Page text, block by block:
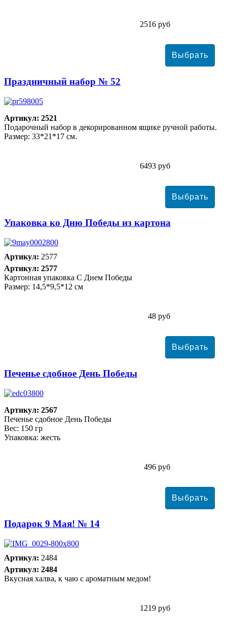
2516 руб
Праздничный набор № 52
Артикул: 2521
Подарочный набор в декорированном ящике ручной работы.
Размер: 33*21*17 см.
6493 руб
Упаковка ко Дню Победы из картона
Артикул: 2577
Артикул: 2577
Картонная упаковка С Днем Победы
Размер: 14,5*9,5*12 см
48 руб
Печенье сдобное День Победы
Артикул: 2567
Печенье сдобное День Победы
Вес: 150 гр
Упаковка: жесть
496 руб
Подарок 9 Мая! № 14
Артикул: 2484
Артикул: 2484
Вкусная халва, к чаю с ароматным медом!
1219 руб